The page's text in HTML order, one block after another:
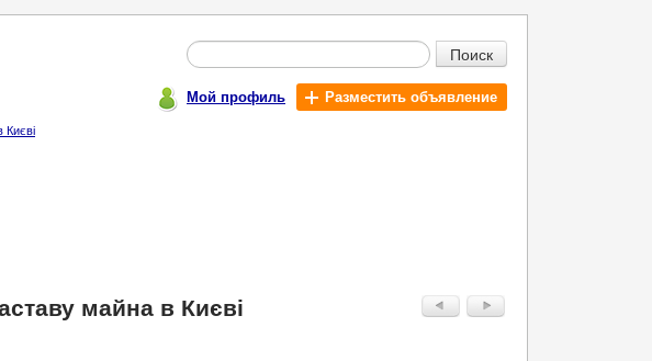
Поиск
Мой профиль Разместить объявление
Києві
майна в Києві